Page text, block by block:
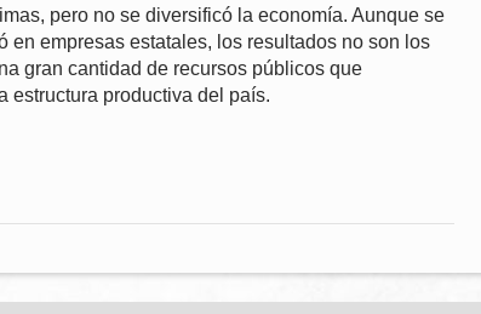
pero no se diversificó la economía. Aunque se
en empresas estatales, los resultados no son los
gran cantidad de recursos públicos que
estructura productiva del país.